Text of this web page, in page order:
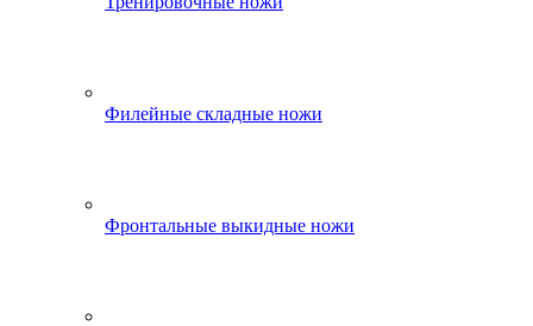
Филейные складные ножи
Фронтальные выкидные ножи